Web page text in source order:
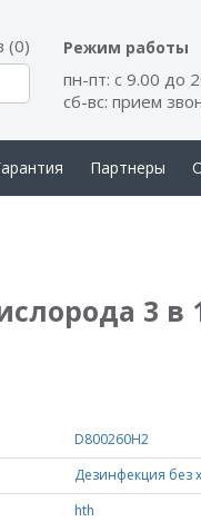
(0) Режим работы
пн-пт: с 9.00 до
сб-вс: прием
Партнеры
3 в
D800260H2
Дезинфекция без
hth